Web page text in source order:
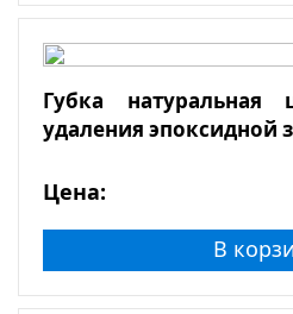
Губка натуральная
удаления эпоксидной
Цена:
В